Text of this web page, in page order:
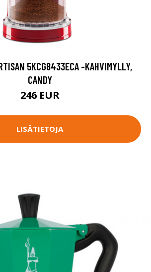
5KCG8433ECA -KAHVIMYLLY,
CANDY
246 EUR
LISÄTIETOJA